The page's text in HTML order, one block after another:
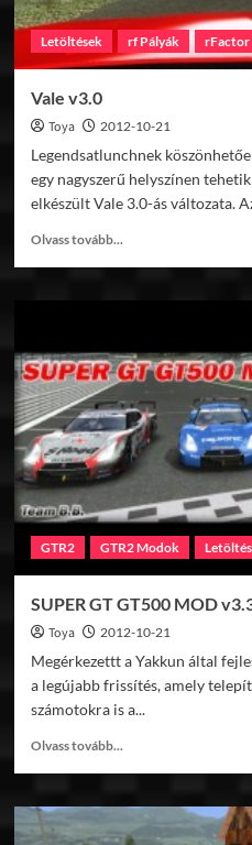
Letöltések rf Pályák rFactor
Vale v3.0
Toya 2012-10-21
Legendsatlunchnek
egy nagyszerű helyszínen
elkészült Vale 3.0-ás változata.
Olvass tovább...
GTR2 GTR2 Modok
SUPER GT GT500 MOD
Toya 2012-10-21
Megérkezettt a Yakkun által
a legújabb frissítés, amely
számotokra is a...
Olvass tovább...
SUPER
GT